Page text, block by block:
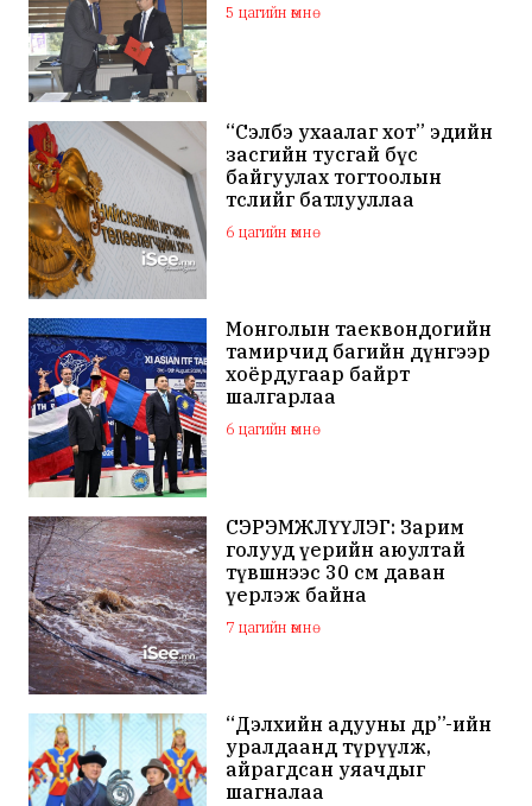
5 цагийн өмнө
“Сэлбэ ухаалаг хот” эдийн
засгийн тусгай бүс
байгуулах тогтоолын
төслийг батлууллаа
6 цагийн өмнө
Монголын таеквондогийн
тамирчид багийн дүнгээр
хоёрдугаар байрт
шалгарлаа
6 цагийн өмнө
СЭРЭМЖЛҮҮЛЭГ: Зарим
голууд үерийн аюултай
түвшнээс 30 см даван
үерлэж байна
7 цагийн өмнө
“Дэлхийн адууны өдөр”-ийн
уралдаанд түрүүлж,
айрагдсан уяачдыг
шагналаа